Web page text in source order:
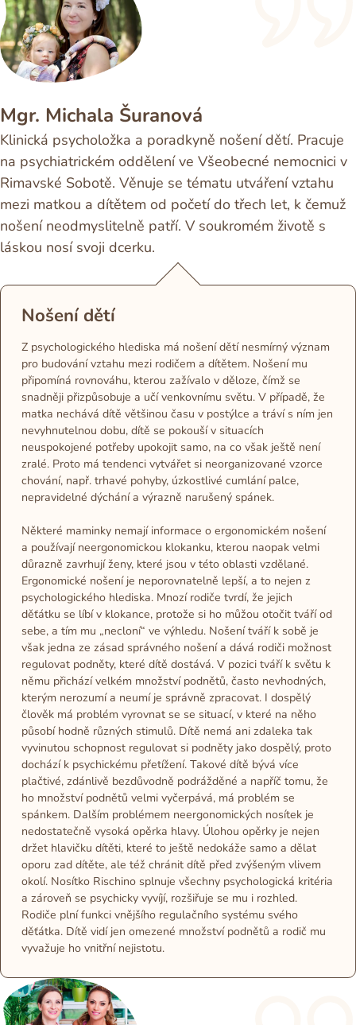
Mgr. Michala Šuranová
Klinická psycholožka a poradkyně nošení dětí. Pracuje
na psychiatrickém oddělení ve Všeobecné nemocnici v
Rimavské Sobotě. Věnuje se tématu utváření vztahu
mezi matkou a dítětem od početí do třech let, k čemuž
nošení neodmyslitelně patří. V soukromém životě s
láskou nosí svoji dcerku.
Nošení dětí
Z psychologického hlediska má nošení dětí nesmírný význam
pro budování vztahu mezi rodičem a dítětem. Nošení mu
připomíná rovnováhu, kterou zažívalo v děloze, čímž se
snadněji přizpůsobuje a učí venkovnímu světu. V případě, že
matka nechává dítě většinou času v postýlce a tráví s ním jen
nevyhnutelnou dobu, dítě se pokouší v situacích
neuspokojené potřeby upokojit samo, na co však ještě není
zralé. Proto má tendenci vytvářet si neorganizované vzorce
chování, např. trhavé pohyby, úzkostlivé cumlání palce,
nepravidelné dýchání a výrazně narušený spánek.
Některé maminky nemají informace o ergonomickém nošení
a používají neergonomickou klokanku, kterou naopak velmi
důrazně zavrhují ženy, které jsou v této oblasti vzdělané.
Ergonomické nošení je neporovnatelně lepší, a to nejen z
psychologického hlediska. Mnozí rodiče tvrdí, že jejich
děťátku se líbí v klokance, protože si ho můžou otočit tváří od
sebe, a tím mu „necloní“ ve výhledu. Nošení tváří k sobě je
však jedna ze zásad správného nošení a dává rodiči možnost
regulovat podněty, které dítě dostává. V pozici tváří k světu k
němu přichází velkém množství podnětů, často nevhodných,
kterým nerozumí a neumí je správně zpracovat. I dospělý
člověk má problém vyrovnat se se situací, v které na něho
působí hodně různých stimulů. Dítě nemá ani zdaleka tak
vyvinutou schopnost regulovat si podněty jako dospělý, proto
dochází k psychickému přetížení. Takové dítě bývá více
plačtivé, zdánlivě bezdůvodně podrážděné a napříč tomu, že
ho množství podnětů velmi vyčerpává, má problém se
spánkem. Dalším problémem neergonomických nosítek je
nedostatečně vysoká opěrka hlavy. Úlohou opěrky je nejen
držet hlavičku dítěti, které to ještě nedokáže samo a dělat
oporu zad dítěte, ale též chránit dítě před zvýšeným vlivem
okolí. Nosítko Rischino splnuje všechny psychologická kritéria
a zároveň se psychicky vyvíjí, rozšiřuje se mu i rozhled.
Rodiče plní funkci vnějšího regulačního systému svého
děťátka. Dítě vidí jen omezené množství podnětů a rodič mu
vyvažuje ho vnitřní nejistotu.